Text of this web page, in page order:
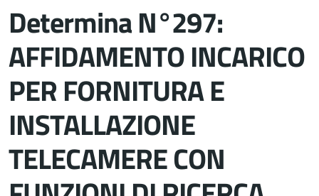
Determina N°297:
AFFIDAMENTO INCARICO
PER FORNITURA E
INSTALLAZIONE
TELECAMERE CON